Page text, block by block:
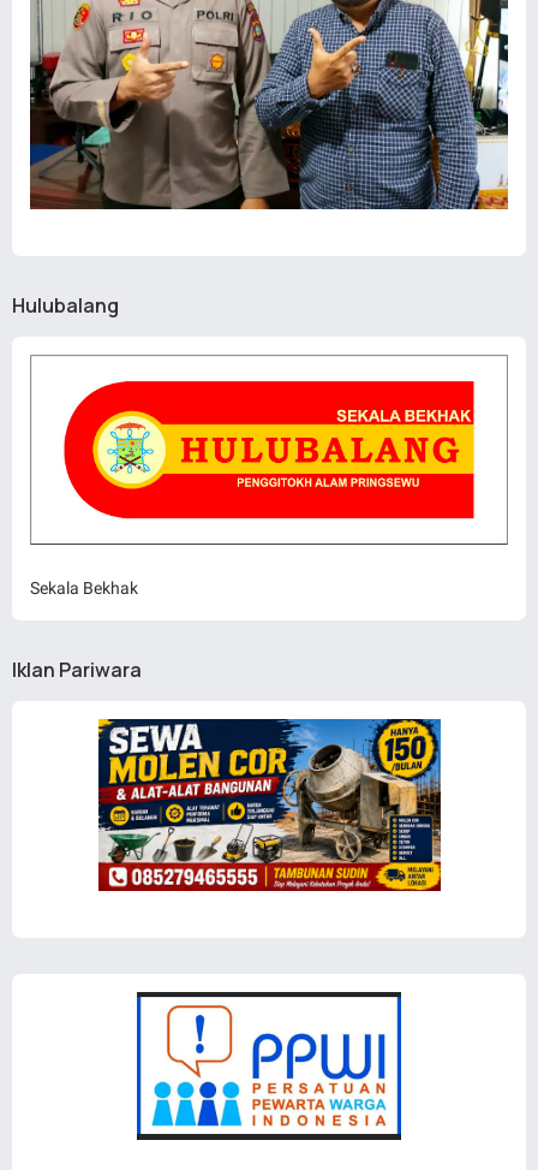
Hulubalang
Sekala Bekhak
Iklan Pariwara